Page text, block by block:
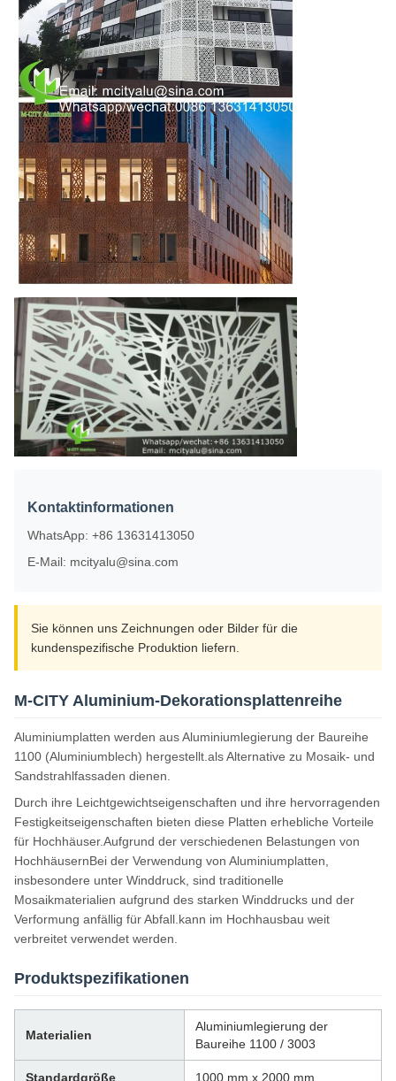
Kontaktinformationen
WhatsApp: +86 13631413050
E-Mail: mcityalu@sina.com
Sie können uns Zeichnungen oder Bilder für die
kundenspezifische Produktion liefern.
M-CITY Aluminium-Dekorationsplattenreihe
Aluminiumplatten werden aus Aluminiumlegierung der Baureihe
1100 (Aluminiumblech) hergestellt.als Alternative zu Mosaik- und
Sandstrahlfassaden dienen.
Durch ihre Leichtgewichtseigenschaften und ihre hervorragenden
Festigkeitseigenschaften bieten diese Platten erhebliche Vorteile
für Hochhäuser.Aufgrund der verschiedenen Belastungen von
HochhäusernBei der Verwendung von Aluminiumplatten,
insbesondere unter Winddruck, sind traditionelle
Mosaikmaterialien aufgrund des starken Winddrucks und der
Verformung anfällig für Abfall.kann im Hochhausbau weit
verbreitet verwendet werden.
Produktspezifikationen
Materialien
Aluminiumlegierung der
Baureihe 1100 / 3003
Standardgröße 1000 mm x 2000 mm